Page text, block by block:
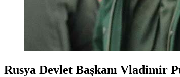
Rusya Devlet Başkanı Vladimir